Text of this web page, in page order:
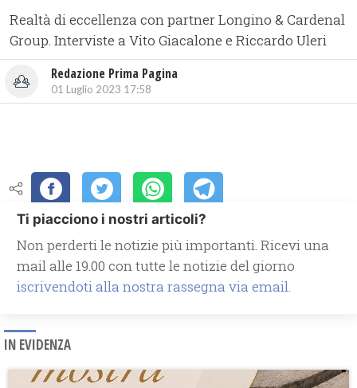
Realtà di eccellenza con partner Longino & Cardenal
Group. Interviste a Vito Giacalone e Riccardo Uleri
Redazione Prima Pagina
01 Luglio 2023 17:58
Ti piacciono i nostri articoli?
Non perderti le notizie più importanti. Ricevi una
mail alle 19.00 con tutte le notizie del giorno
iscrivendoti alla nostra rassegna via email.
IN EVIDENZA